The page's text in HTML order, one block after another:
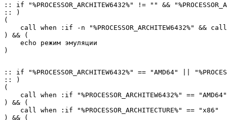
:: if "%PROCESSOR_ARCHITEW6432%" != "" &&
:: )
(
call when :if -n "%PROCESSOR_ARCHITEW6432%" &&
) && (
    echo режим эмуляции
:: if "%PROCESSOR_ARCHITEW6432%" == "AMD64" ||
:: )
(
call when :if "%PROCESSOR_ARCHITEW6432%" ==
) && (
    call when :if "%PROCESSOR_ARCHITECTURE%" == "x86"
) && (